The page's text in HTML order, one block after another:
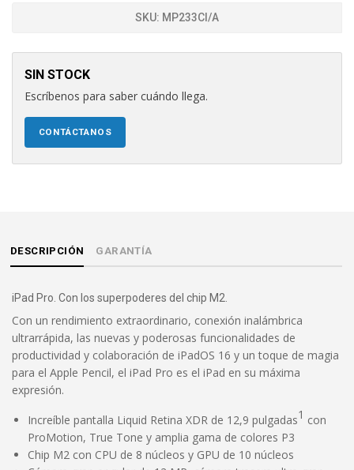
SKU: MP233CI/A
SIN STOCK
Escríbenos para saber cuándo llega.
CONTÁCTANOS
DESCRIPCIÓN GARANTÍA
iPad Pro. Con los superpoderes del chip M2.
Con un rendimiento extraordinario, conexión inalámbrica
ultrarrápida, las nuevas y poderosas funcionalidades de
productividad y colaboración de iPadOS 16 y un toque de magia
para el Apple Pencil, el iPad Pro es el iPad en su máxima
expresión.
Increíble pantalla Liquid Retina XDR de 12,9 pulgadas1 con
ProMotion, True Tone y amplia gama de colores P3
Chip M2 con CPU de 8 núcleos y GPU de 10 núcleos